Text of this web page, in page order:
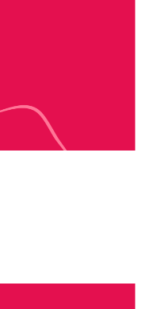
Laurelin